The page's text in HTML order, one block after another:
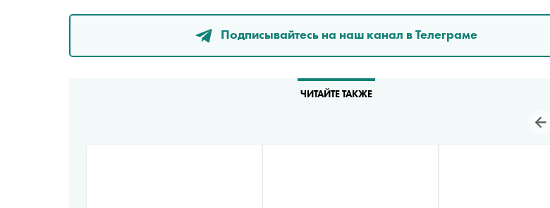
Подписывайтесь на наш канал в Телеграме
ЧИТАЙТЕ ТАКЖЕ